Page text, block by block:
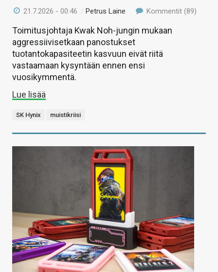
21.7.2026 - 00:46 / Petrus Laine Kommentit (89)
Toimitusjohtaja Kwak Noh-jungin mukaan
aggressiivisetkaan panostukset
tuotantokapasiteetin kasvuun eivät riitä
vastaamaan kysyntään ennen ensi
vuosikymmentä.
Lue lisää
SK Hynix muistikriisi